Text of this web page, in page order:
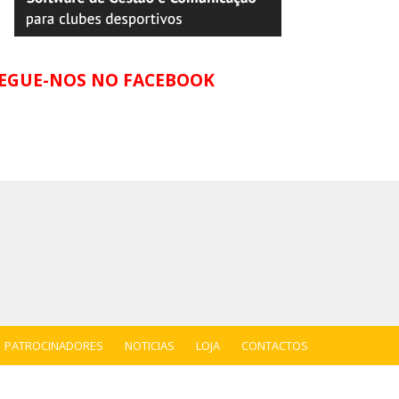
NOS NO FACEBOOK
PATROCINADORES NOTICIAS LOJA CONTACTOS